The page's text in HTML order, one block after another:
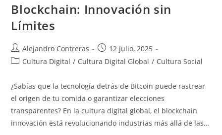
Blockchain: Innovación sin
Límites
Autor
de
Alejandro Contreras
Entrada
publicada:
12 julio, 2025
Categoría
la
entrada:
Cultura Digital / Cultura Digital Global / Cultura Social
¿Sabías que la tecnología detrás de Bitcoin puede rastrear
el origen de tu comida o garantizar elecciones
transparentes? En la cultura digital global, el blockchain
innovación está revolucionando industrias más allá de las…